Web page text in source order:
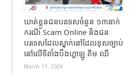
ឃាត់ខ្លួនជនបរទេសចំនួន ១៣នាក់
ករណី Scam Online និងជន
បរទេសដែលស្នាក់នៅដែលខុសច្បាប់
នៅលើទីតាំងបឹងហ្គាឡូ គីម ឈី
March 11, 2026